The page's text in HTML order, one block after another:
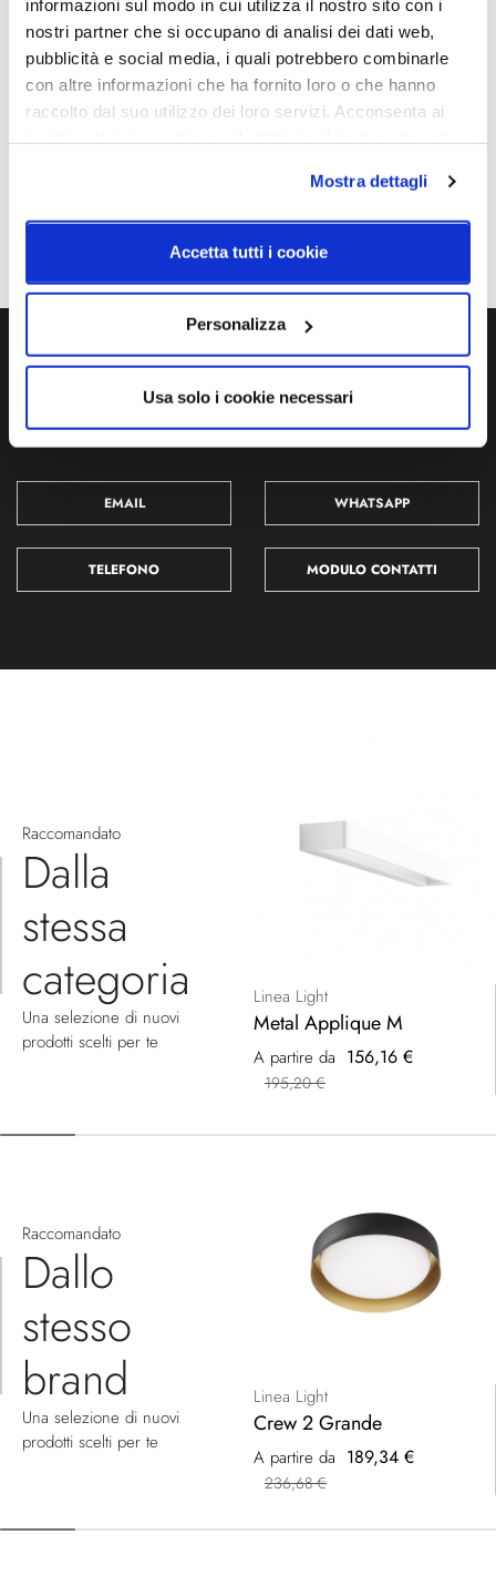
informazioni sul modo in cui utilizza il nostro sito con i
nostri partner che si occupano di analisi dei dati web,
pubblicità e social media, i quali potrebbero combinarle
con altre informazioni che ha fornito loro o che hanno
raccolto dal suo utilizzo dei loro servizi. Acconsenta ai
Mostra dettagli
Accetta tutti i cookie
Personalizza
Usa solo i cookie necessari
Schemi tecnici
Ti servono maggiori informazioni?
Contattaci via Chat, via telefono allo + 39 039 9909099 oppure
EMAIL WHATSAPP
TELEFONO MODULO CONTATTI
Raccomandato
Dalla
stessa
categoria
Una selezione di nuovi
Linea Light
Metal Applique M
A partire da
Raccomandato
Dallo
stesso
brand
Una selezione di nuovi
Linea Light
Crew 2 Grande
A partire da